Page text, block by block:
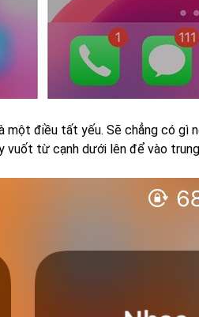
một điều tất yếu. Sẽ chẳng có gì
vuốt từ cạnh dưới lên để vào